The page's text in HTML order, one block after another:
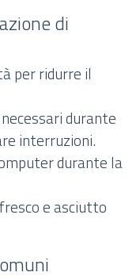
di
per ridurre il
durante
interruzioni.
durante la
e asciutto